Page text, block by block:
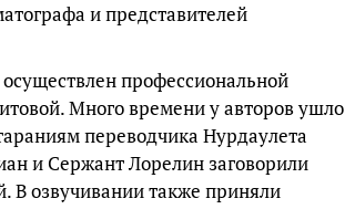
и представителей
осуществлен профессиональной
Много времени у авторов ушло
переводчика Нурдаулета
и Сержант Лорелин заговорили
В озвучивании также приняли